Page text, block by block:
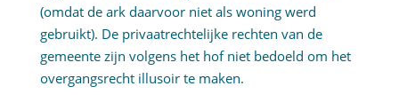
(omdat de ark daarvoor niet als woning werd
gebruikt). De privaatrechtelijke rechten van de
gemeente zijn volgens het hof niet bedoeld om het
overgangsrecht illusoir te maken.